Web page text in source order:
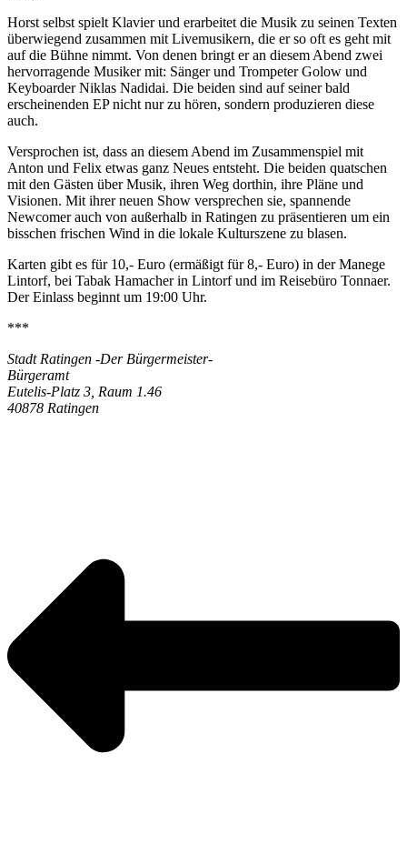
Horst selbst spielt Klavier und erarbeitet die Musik zu seinen Texten
überwiegend zusammen mit Livemusikern, die er so oft es geht mit
auf die Bühne nimmt. Von denen bringt er an diesem Abend zwei
hervorragende Musiker mit: Sänger und Trompeter Golow und
Keyboarder Niklas Nadidai. Die beiden sind auf seiner bald
erscheinenden EP nicht nur zu hören, sondern produzieren diese
auch.
Versprochen ist, dass an diesem Abend im Zusammenspiel mit
Anton und Felix etwas ganz Neues entsteht. Die beiden quatschen
mit den Gästen über Musik, ihren Weg dorthin, ihre Pläne und
Visionen. Mit ihrer neuen Show versprechen sie, spannende
Newcomer auch von außerhalb in Ratingen zu präsentieren um ein
bisschen frischen Wind in die lokale Kulturszene zu blasen.
Karten gibt es für 10,- Euro (ermäßigt für 8,- Euro) in der Manege
Lintorf, bei Tabak Hamacher in Lintorf und im Reisebüro Tonnaer.
Der Einlass beginnt um 19:00 Uhr.
***
Stadt Ratingen -Der Bürgermeister-
Bürgeramt
Eutelis-Platz 3, Raum 1.46
40878 Ratingen